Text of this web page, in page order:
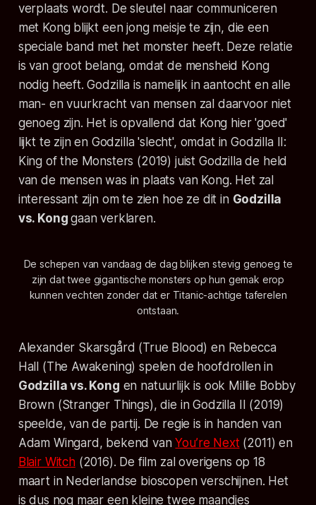
verplaats wordt. De sleutel naar communiceren
met Kong blijkt een jong meisje te zijn, die een
speciale band met het monster heeft. Deze relatie
is van groot belang, omdat de mensheid Kong
nodig heeft. Godzilla is namelijk in aantocht en alle
man- en vuurkracht van mensen zal daarvoor niet
genoeg zijn. Het is opvallend dat Kong hier 'goed'
lijkt te zijn en Godzilla 'slecht', omdat inGodzilla II:
King of the Monsters (2019) juist Godzilla de held
van de mensen was in plaats van Kong. Het zal
interessant zijn om te zien hoe ze dit in Godzilla
vs. Konggaan verklaren.
De schepen van vandaag de dag blijken stevig genoeg te
zijn dat twee gigantische monsters op hun gemak erop
kunnen vechten zonder dat er Titanic-achtige taferelen
ontstaan.
Alexander Skarsgård (True Blood) en Rebecca
Hall (The Awakening) spelen de hoofdrollen in
Godzilla vs. Kong en natuurlijk is ook Millie Bobby
Brown (Stranger Things), die inGodzilla II (2019)
speelde, van de partij. De regie is in handen van
Adam Wingard, bekend vanYou’re Next (2011) en
Blair Witch (2016). De film zal overigens op 18
maart in Nederlandse bioscopen verschijnen. Het
is dus nog maar een kleine twee maandjes